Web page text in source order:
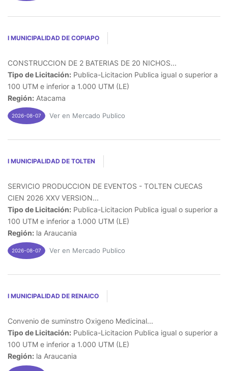
I MUNICIPALIDAD DE COPIAPO
CONSTRUCCION DE 2 BATERIAS DE 20 NICHOS...
Tipo de Licitación: Publica-Licitacion Publica igual o superior a
100 UTM e inferior a 1.000 UTM (LE)
Región: Atacama
2026-08-07 Ver en Mercado Publico
I MUNICIPALIDAD DE TOLTEN
SERVICIO PRODUCCION DE EVENTOS - TOLTEN CUECAS
CIEN 2026 XXV VERSION...
Tipo de Licitación: Publica-Licitacion Publica igual o superior a
100 UTM e inferior a 1.000 UTM (LE)
Región: la Araucania
2026-08-07 Ver en Mercado Publico
I MUNICIPALIDAD DE RENAICO
Convenio de suminstro Oxigeno Medicinal...
Tipo de Licitación: Publica-Licitacion Publica igual o superior a
100 UTM e inferior a 1.000 UTM (LE)
Región: la Araucania